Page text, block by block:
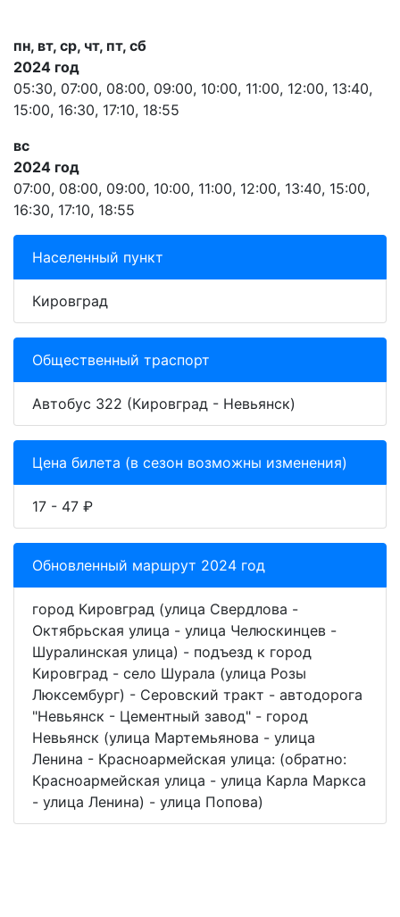
пн, вт, ср, чт, пт, сб
2024 год
05:30, 07:00, 08:00, 09:00, 10:00, 11:00, 12:00, 13:40,
15:00, 16:30, 17:10, 18:55
вс
2024 год
07:00, 08:00, 09:00, 10:00, 11:00, 12:00, 13:40, 15:00,
16:30, 17:10, 18:55
Населенный пункт
Кировград
Общественный траспорт
Автобус 322 (Кировград - Невьянск)
Цена билета (в сезон возможны изменения)
17 - 47 ₽
Обновленный маршрут 2024 год
город Кировград (улица Свердлова -
Октябрьская улица - улица Челюскинцев -
Шуралинская улица) - подъезд к город
Кировград - село Шурала (улица Розы
Люксембург) - Серовский тракт - автодорога
"Невьянск - Цементный завод" - город
Невьянск (улица Мартемьянова - улица
Ленина - Красноармейская улица: (обратно:
Красноармейская улица - улица Карла Маркса
- улица Ленина) - улица Попова)